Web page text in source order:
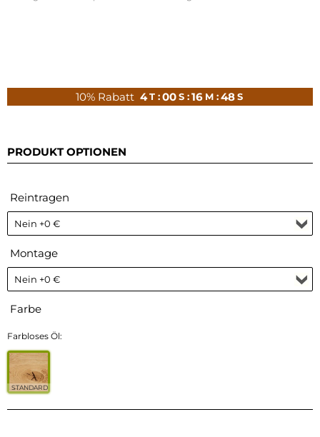
10% Rabatt 4 T : 00 S : 16 M : 47 S
PRODUKT OPTIONEN
Reintragen
Montage
Farbe
Farbloses Öl:
STANDARD